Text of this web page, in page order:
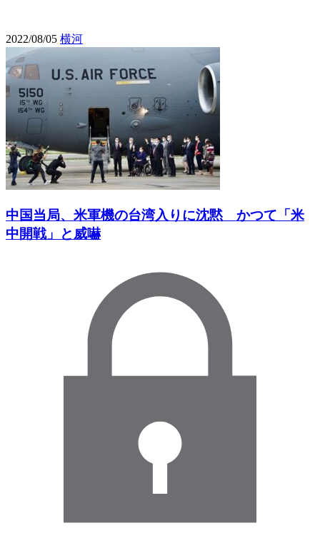
2022/08/05 横河
中国当局、米軍機の台湾入りに沈黙 かつて「米
中開戦」と威嚇